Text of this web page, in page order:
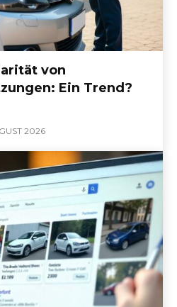
von
Ein Trend?
2026